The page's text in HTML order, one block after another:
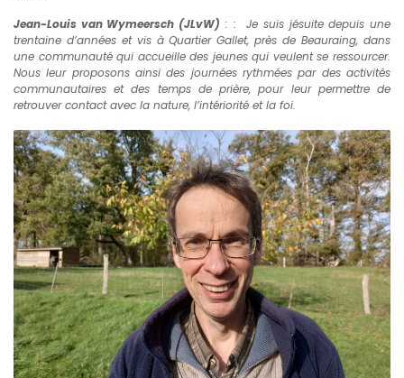
Jean-Louis van Wymeersch (JLvW) : : Je suis jésuite depuis une
trentaine d’années et vis à Quartier Gallet, près de Beauraing, dans
une communauté qui accueille des jeunes qui veulent se ressourcer.
Nous leur proposons ainsi des journées rythmées par des activités
communautaires et des temps de prière, pour leur permettre de
retrouver contact avec la nature, l’intériorité et la foi.